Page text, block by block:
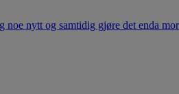
nytt og samtidig gjøre det enda